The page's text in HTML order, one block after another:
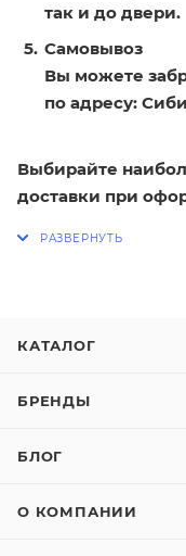
так и до двери.
Самовывоз
Вы можете
по адресу:
Выбирайте
доставки при
КАТАЛОГ
БРЕНДЫ
БЛОГ
О КОМПАНИИ